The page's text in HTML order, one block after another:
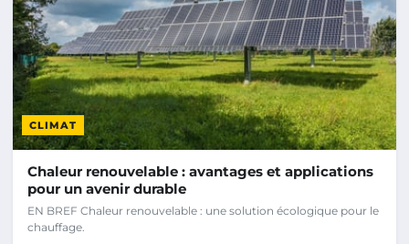
CLIMAT
Chaleur renouvelable : avantages et applications
pour un avenir durable
EN BREF Chaleur renouvelable : une solution écologique pour le
chauffage.